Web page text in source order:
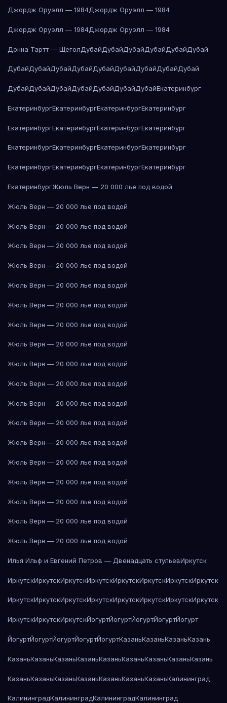
Джордж Оруэлл — 1984Джордж Оруэлл — 1984
Джордж Оруэлл — 1984Джордж Оруэлл — 1984
Донна Тартт — ЩеголДубайДубайДубайДубайДубайДубай
ДубайДубайДубайДубайДубайДубайДубайДубайДубай
ДубайДубайДубайДубайДубайДубайДубайЕкатеринбург
ЕкатеринбургЕкатеринбургЕкатеринбургЕкатеринбург
ЕкатеринбургЕкатеринбургЕкатеринбургЕкатеринбург
ЕкатеринбургЕкатеринбургЕкатеринбургЕкатеринбург
ЕкатеринбургЕкатеринбургЕкатеринбургЕкатеринбург
ЕкатеринбургЖюль Верн — 20 000 лье под водой
Жюль Верн — 20 000 лье под водой
Жюль Верн — 20 000 лье под водой
Жюль Верн — 20 000 лье под водой
Жюль Верн — 20 000 лье под водой
Жюль Верн — 20 000 лье под водой
Жюль Верн — 20 000 лье под водой
Жюль Верн — 20 000 лье под водой
Жюль Верн — 20 000 лье под водой
Жюль Верн — 20 000 лье под водой
Жюль Верн — 20 000 лье под водой
Жюль Верн — 20 000 лье под водой
Жюль Верн — 20 000 лье под водой
Жюль Верн — 20 000 лье под водой
Жюль Верн — 20 000 лье под водой
Жюль Верн — 20 000 лье под водой
Жюль Верн — 20 000 лье под водой
Жюль Верн — 20 000 лье под водой
Жюль Верн — 20 000 лье под водой
Илья Ильф и Евгений Петров — Двенадцать стульевИркутск
ИркутскИркутскИркутскИркутскИркутскИркутскИркутскИркутск
ИркутскИркутскИркутскИркутскИркутскИркутскИркутскИркутск
ИркутскИркутскИркутскЙогуртЙогуртЙогуртЙогуртЙогурт
ЙогуртЙогуртЙогуртЙогуртЙогуртКазаньКазаньКазаньКазань
КазаньКазаньКазаньКазаньКазаньКазаньКазаньКазаньКазань
КазаньКазаньКазаньКазаньКазаньКазаньКазаньКалининград
КалининградКалининградКалининградКалининград